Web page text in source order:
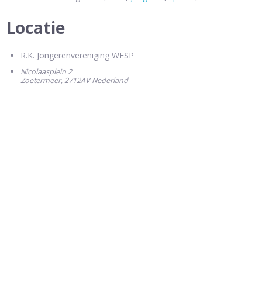
Locatie
R.K. Jongerenvereniging WESP
Nicolaasplein 2
Zoetermeer,2712AV Nederland